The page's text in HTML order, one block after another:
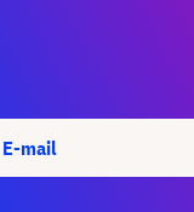
E-mail